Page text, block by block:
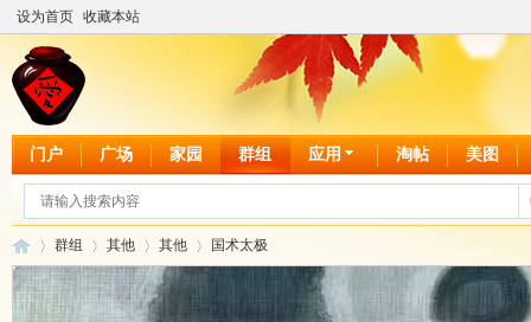
设为首页 收藏本站
门户 广场 家园 群组 应用 淘帖 美图
群组 其他 其他 国术太极